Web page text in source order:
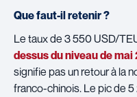
Que faut-il retenir ?
Le taux de 3 550 USD/
dessus du niveau de mai
signifie pas un retour à la
franco-chinois. Le pic de